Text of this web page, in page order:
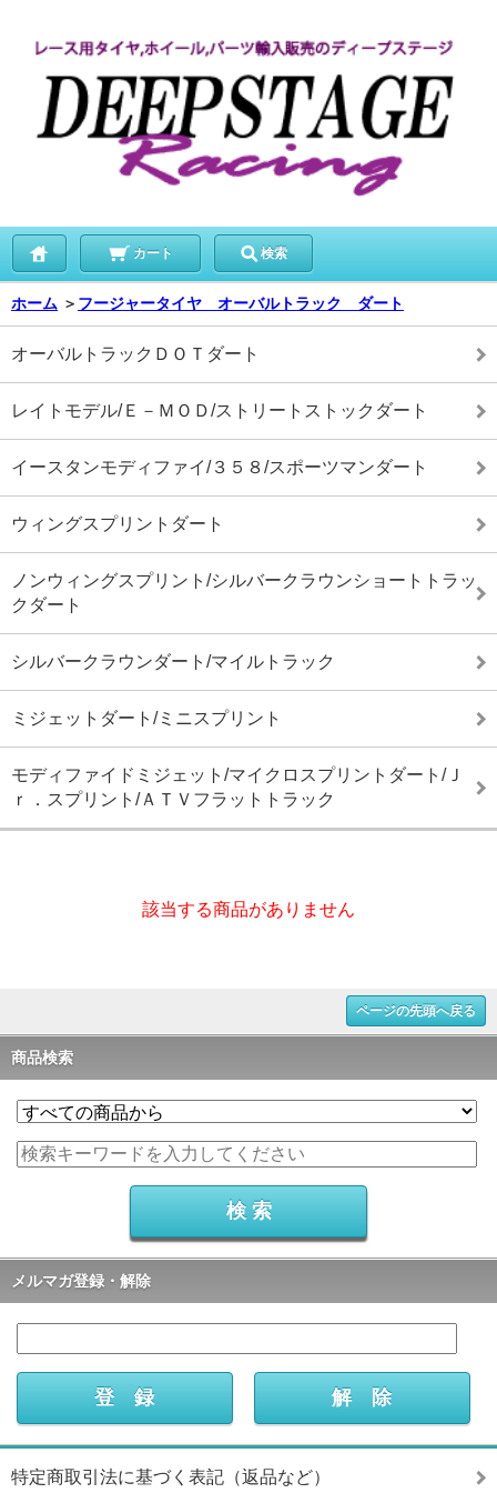
カート 検索
ホーム ＞ フージャータイヤ オーバルトラック ダート
オーバルトラックＤＯＴダート
レイトモデル/Ｅ－ＭＯＤ/ストリートストックダート
イースタンモディファイ/３５８/スポーツマンダート
ウィングスプリントダート
ノンウィングスプリント/シルバークラウンショートトラッ
クダート
シルバークラウンダート/マイルトラック
ミジェットダート/ミニスプリント
モディファイドミジェット/マイクロスプリントダート/Ｊ
ｒ．スプリント/ＡＴＶフラットトラック
該当する商品がありません
ページの先頭へ戻る
商品検索
メルマガ登録・解除
特定商取引法に基づく表記（返品など）